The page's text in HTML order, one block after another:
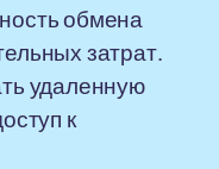
обмена
затрат.
удаленную
к